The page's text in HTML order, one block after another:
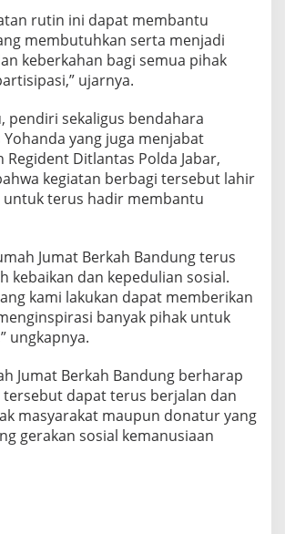
rutin ini dapat membantu
membutuhkan serta menjadi
keberkahan bagi semua pihak
ujarnya.
pendiri sekaligus bendahara
Yohanda yang juga menjabat
Regident Ditlantas Polda Jabar,
kegiatan berbagi tersebut lahir
terus hadir membantu
Jumat Berkah Bandung terus
kebaikan dan kepedulian sosial.
kami lakukan dapat memberikan
banyak pihak untuk
ungkapnya.
Jumat Berkah Bandung berharap
dapat terus berjalan dan
masyarakat maupun donatur yang
gerakan sosial kemanusiaan